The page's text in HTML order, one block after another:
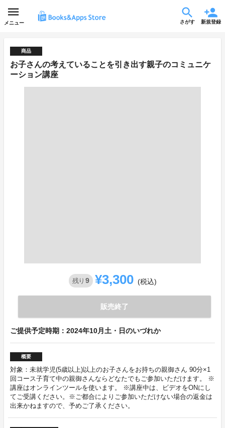
メニュー さがす 新規登録
商品
お子さんの考えていることを引き出す親子のコミュニケ
ーション講座
残り 9 ¥3,300 (税込)
販売終了
ご提供予定時期：2024年10月土・日のいづれか
概要
対象：未就学児(5歳以上)以上のお子さんをお持ちの親御さん 90分×1
回コース子育て中の親御さんならどなたでもご参加いただけます。 ※
講座はオンラインツールを使います。 ※講座中は、ビデオをONにし
てご受講ください。※ご都合によりご参加いただけない場合の返金は
出来かねますので、予めご了承ください。